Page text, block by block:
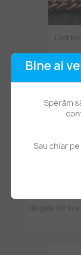
Bine ai
Sperăm
Sau chiar
Lant
Mărgele